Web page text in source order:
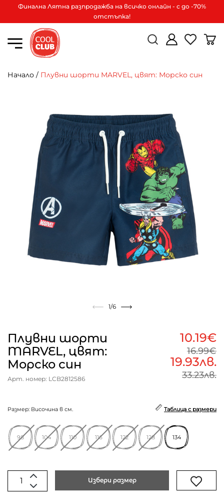
Финална Лятна разпродажба на всичко онлайн - с до -70%
отстъпка!
Начало / Плувни шорти MARVEL, цвят: Морско син
1/6
Плувни шорти
MARVEL, цвят:
Морско син
Арт. номер: LCB2812586
10.19€
16.99€
19.93лв.
33.23лв.
Размер: Височина в см. Таблица с размери
98 104 110 116 122 128 134
Избери размер